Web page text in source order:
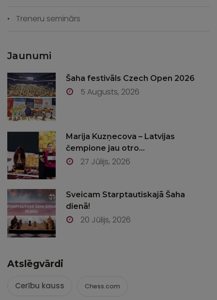
Treneru seminārs
Jaunumi
Šaha festivāls Czech Open 2026
5 Augusts, 2026
Marija Kuzņecova – Latvijas
čempione jau otro...
27 Jūlijs, 2026
Sveicam Starptautiskajā Šaha
dienā!
20 Jūlijs, 2026
Atslēgvārdi
Cerību kauss Chess.com